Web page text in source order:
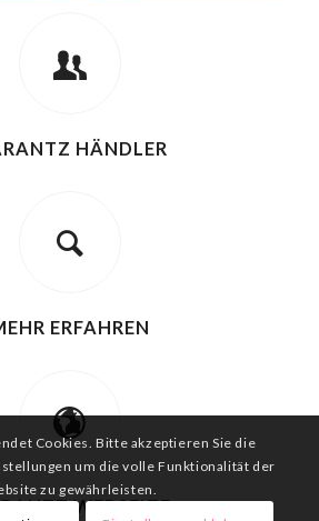
HÄNDLER
ERFAHREN
WEBSEITE
Cookies. Bitte akzeptieren Sie die
um die volle Funktionalität der
zu gewährleisten.